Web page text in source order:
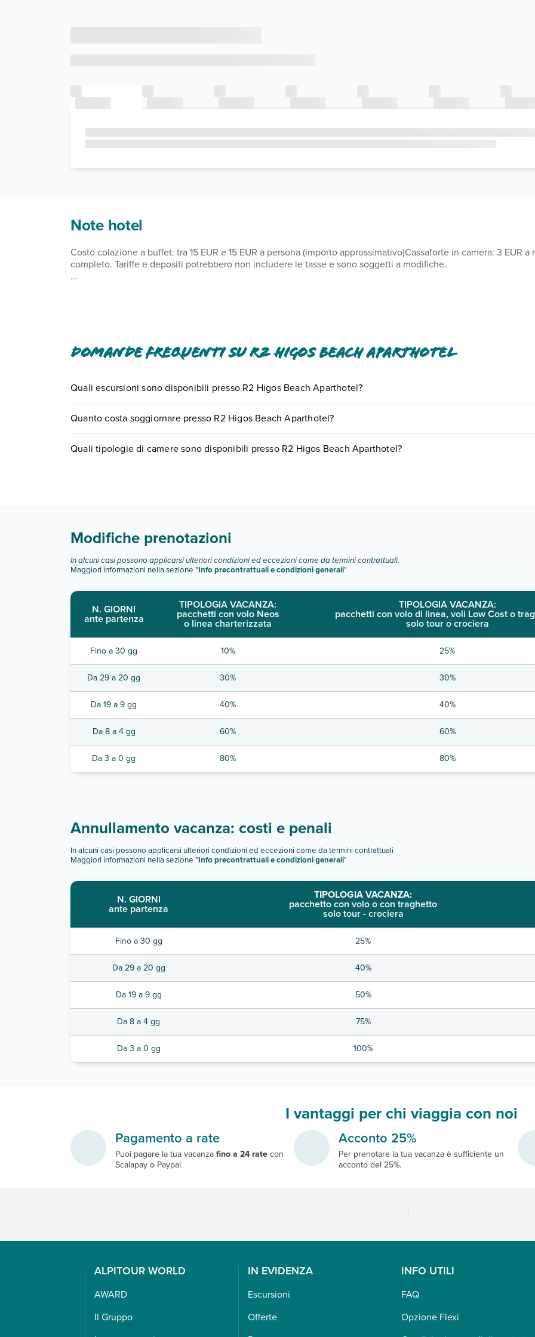
Note hotel
Costo colazione a buffet: tra 15 EUR e 15 EUR a persona (importo approssimativo)Cassaforte in camera: 3 EUR
completo. Tariffe e depositi potrebbero non includere le tasse e sono soggetti a modifiche.
Domande frequenti su R2 Higos Beach Aparthotel
Quali escursioni sono disponibili presso R2 Higos Beach Aparthotel?
numero 0721.17231 oprenotando un appuntamento.
Quanto costa soggiornare presso R2 Higos Beach Aparthotel?
scegli quando partire.
Quali tipologie di camere sono disponibili presso R2 Higos Beach Aparthotel?
Modifiche prenotazioni
In alcuni casi possono applicarsi ulteriori condizioni ed eccezioni come da termini contrattuali.
Maggiori informazioni nella sezione "Info precontrattuali e condizioni generali"
N. GIORNI
ante partenza
TIPOLOGIA VACANZA:
pacchetti con volo Neos
o linea charterizzata
TIPOLOGIA VACANZA:
pacchetti con volo di linea, voli Low Cost o
solo tour o crociera
Fino a 30 gg 10% 25%
Da 29 a 20 gg 30% 30%
Da 19 a 9 gg 40% 40%
Da 8 a 4 gg 60% 60%
Da 3 a 0 gg 80% 80%
Annullamento vacanza: costi e penali
In alcuni casi possono applicarsi ulteriori condizioni ed eccezioni come da termini contrattuali
Maggiori informazioni nella sezione "Info precontrattuali e condizioni generali"
N. GIORNI
ante partenza
TIPOLOGIA VACANZA:
pacchetto con volo o con traghetto
solo tour - crociera
Fino a 30 gg 25%
Da 29 a 20 gg 40%
Da 19 a 9 gg 50%
Da 8 a 4 gg 75%
Da 3 a 0 gg 100%
I vantaggi per chi viaggia con noi
Pagamento a rate
Puoi pagare la tua vacanzafino a 24 ratecon
Scalapay o Paypal.
Acconto 25%
Per prenotare la tua vacanza è sufficiente un
acconto del 25%.
ALPITOUR WORLD
AWARD
Il Gruppo
IN EVIDENZA
Escursioni
Offerte
INFO UTILI
FAQ
Opzione Flexi